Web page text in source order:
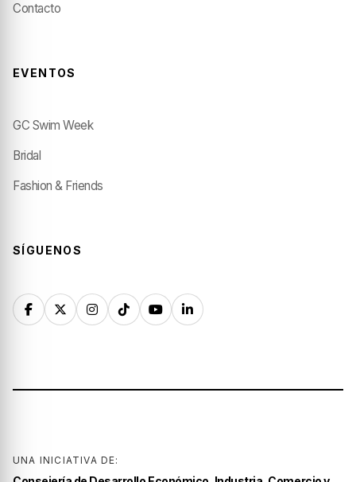
Contacto
EVENTOS
GC Swim Week
Bridal
Fashion & Friends
SÍGUENOS
UNA INICIATIVA DE: